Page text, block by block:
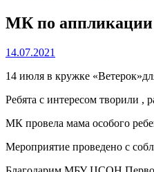
МК по аппликации
14.07.2021
14 июля в кружке
Ребята с интересом творили ,
МК провела мама особого
Мероприятие проведено с